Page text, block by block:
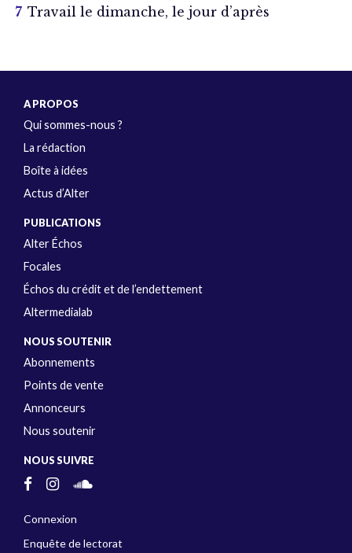
Travail le dimanche, le jour d’après
A PROPOS
Qui sommes-nous ?
La rédaction
Boîte à idées
Actus d’Alter
PUBLICATIONS
Alter Échos
Focales
Échos du crédit et de l’endettement
Altermedialab
NOUS SOUTENIR
Abonnements
Points de vente
Annonceurs
Nous soutenir
NOUS SUIVRE
Connexion
Enquête de lectorat